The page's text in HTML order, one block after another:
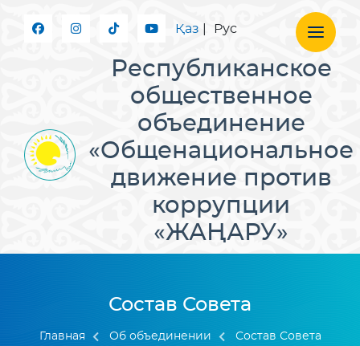
Қаз Рус
Республиканское
общественное
объединение
«Общенациональное
движение против
коррупции
«ЖАҢАРУ»
Состав Совета
Главная Об объединении Состав Совета